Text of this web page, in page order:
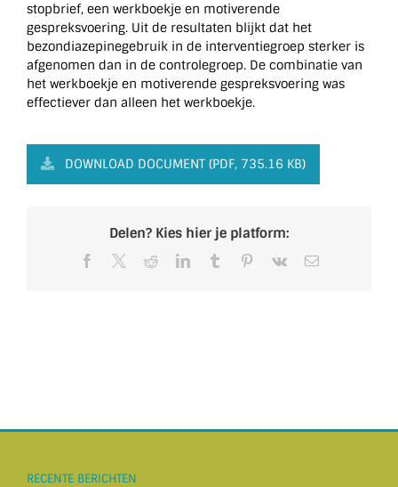
stopbrief, een werkboekje en motiverende
gespreksvoering. Uit de resultaten blijkt dat het
bezondiazepinegebruik in de interventiegroep sterker is
afgenomen dan in de controlegroep. De combinatie van
het werkboekje en motiverende gespreksvoering was
effectiever dan alleen het werkboekje.
DOWNLOAD DOCUMENT (PDF, 735.16 KB)
Delen? Kies hier je platform:
Facebook RedditLinkedInTumblr Pinterest
Vk
E-
RECENTE BERICHTEN